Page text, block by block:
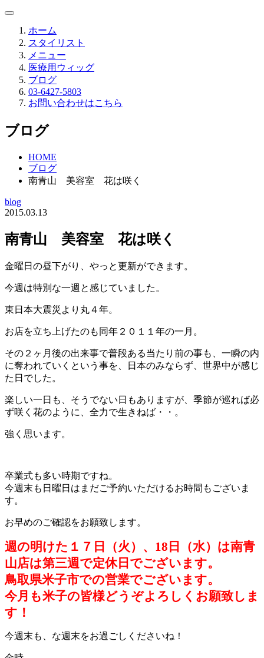
ホーム
スタイリスト
メニュー
医療用ウィッグ
ブログ
03-6427-5803
お問い合わせはこちら
ブログ
HOME
ブログ
南青山 美容室 花は咲く
blog
2015.03.13
南青山 美容室 花は咲く
金曜日の昼下がり、やっと更新ができます。
今週は特別な一週と感じていました。
東日本大震災より丸４年。
お店を立ち上げたのも同年２０１１年の一月。
その２ヶ月後の出来事で普段ある当たり前の事も、一瞬の内
に奪われていくという事を、日本のみならず、世界中が感じ
た日でした。
楽しい一日も、そうでない日もありますが、季節が巡れば必
ず咲く花のように、全力で生きねば・・。
強く思います。
卒業式も多い時期ですね。
今週末も日曜日はまだご予約いただけるお時間もございま
す。
お早めのご確認をお願致します。
週の明けた１７日（火）、18日（水）は南青
山店は第三週で定休日でございます。
鳥取県米子市での営業でございます。
今月も米子の皆様どうぞよろしくお願致しま
す！
今週末も、な週末をお過ごしくださいね！